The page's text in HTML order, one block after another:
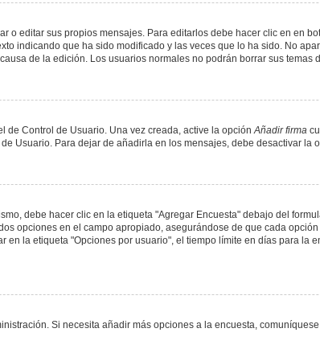
o editar sus propios mensajes. Para editarlos debe hacer clic en en
indicando que ha sido modificado y las veces que lo ha sido. No
de la edición. Los usuarios normales no podrán borrar sus
de Control de Usuario. Una vez creada, active la opciónAñadir firma
Usuario. Para dejar de añadirla en los mensajes, debe desactivar la
debe hacer clic en la etiqueta "Agregar Encuesta" debajo del
opciones en el campo apropiado, asegurándose de que cada
la etiqueta "Opciones por usuario", el tiempo límite en días para la
Si necesita añadir más opciones a la encuesta,